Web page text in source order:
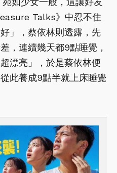
Talks》中忍不住
」，蔡依林則透露，先
，連續幾天都9點睡覺，
漂亮」，於是蔡依林便
此養成9點半就上床睡覺